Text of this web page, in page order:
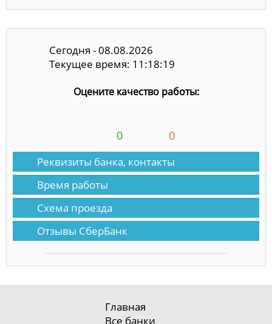
Сегодня - 08.08.2026
Текущее время: 11:18:19
Оцените качество работы:
0 0
Реквизиты банка, контакты
Время работы
Схема проезда
Отзывы СберБанк
Главная
Все банки